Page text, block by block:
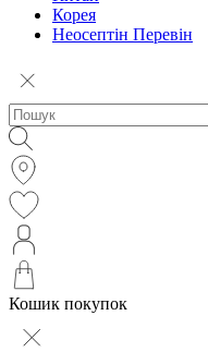
Корея
Неосептін Перевін
Кошик покупок